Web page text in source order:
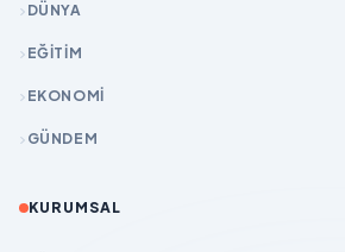
DÜNYA
EĞİTİM
EKONOMİ
GÜNDEM
KURUMSAL